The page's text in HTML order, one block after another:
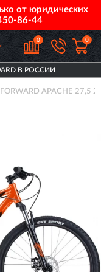
от юридических
86-44
0 0
В РОССИИ
APACHE 27,5